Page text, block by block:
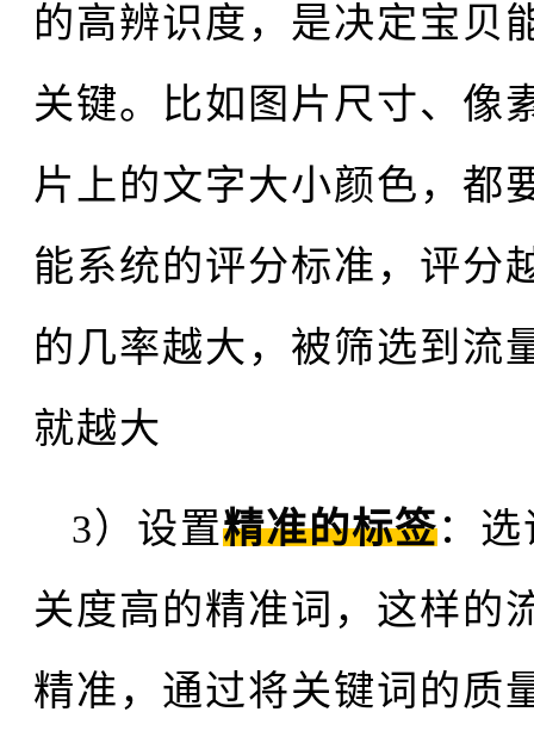
的高辨识度，是决定宝贝
关键。比如图片尺寸、像
片上的文字大小颜色，都
能系统的评分标准，评分
的几率越大，被筛选到流
就越大
3）设置精准的标签：
关度高的精准词，这样的
精准，通过将关键词的质